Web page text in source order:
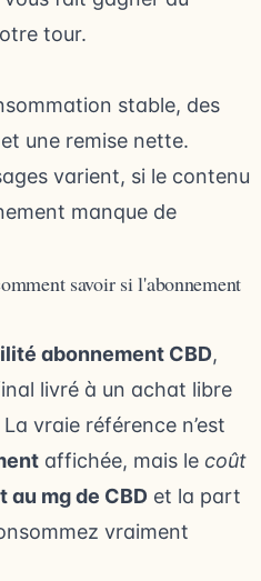
tour.
stable, des
une remise nette.
varient, si le contenu
manque de
savoir si l'abonnement
abonnement CBD,
livré à un achat libre
vraie référence n’est
affichée, mais le coût
au mg de CBD et la part
vraiment